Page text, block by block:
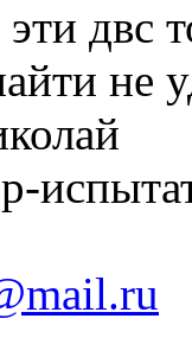
двс
не